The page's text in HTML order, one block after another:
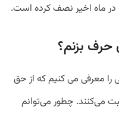
ماه اخیر نصف کرده است.
حرف بزنم؟
را معرفی می کنیم که از حق
می‌کنند. چطور می‌توانم